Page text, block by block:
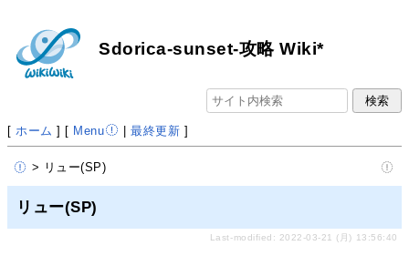
Sdorica-sunset-攻略 Wiki*
[ ホーム ] [ Menu |最終更新 ]
> リュー(SP)
リュー(SP)
Last-modified: 2022-03-21 (月) 13:56:40